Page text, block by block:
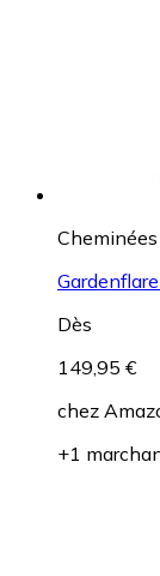
Dès
149,95 €
chez
+1